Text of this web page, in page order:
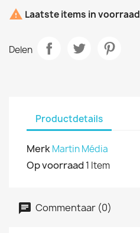
 Laatste items in voorraad
Delen
Productdetails
MerkMartin Média
Op voorraad 1 Item
Commentaar (0)